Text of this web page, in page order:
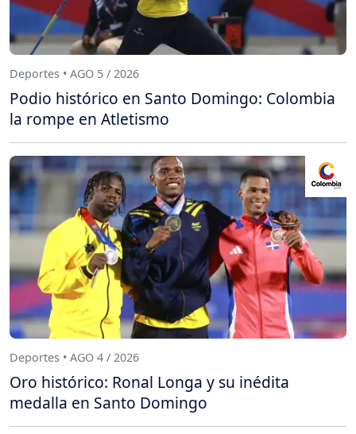
Deportes • AGO 5 / 2026
Podio histórico en Santo Domingo: Colombia
la rompe en Atletismo
Deportes • AGO 4 / 2026
Oro histórico: Ronal Longa y su inédita
medalla en Santo Domingo